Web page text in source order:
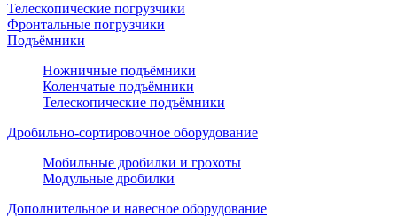
Телескопические погрузчики
Фронтальные погрузчики
Подъёмники
Ножничные подъёмники
Коленчатые подъёмники
Телескопические подъёмники
Дробильно-сортировочное оборудование
Мобильные дробилки и грохоты
Модульные дробилки
Дополнительное и навесное оборудование